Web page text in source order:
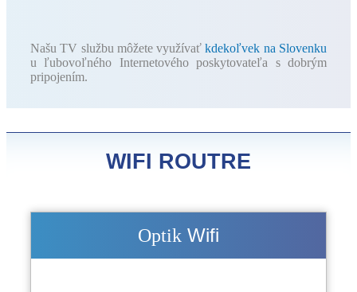
Našu TV službu môžete využívaťkdekoľvek na Slovenku
u ľubovoľného Internetového poskytovateľa s dobrým
pripojením.
WIFI ROUTRE
Optik Wifi